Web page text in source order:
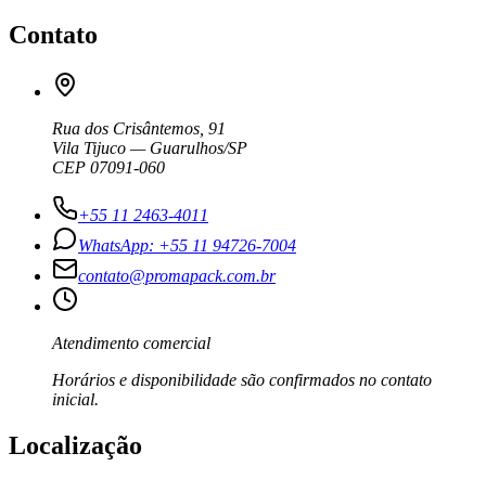
Contato
Rua dos Crisântemos, 91
Vila Tijuco — Guarulhos/SP
CEP 07091-060
+55 11 2463-4011
WhatsApp: +55 11 94726-7004
contato@promapack.com.br
Atendimento comercial
Horários e disponibilidade são confirmados no contato
inicial.
Localização